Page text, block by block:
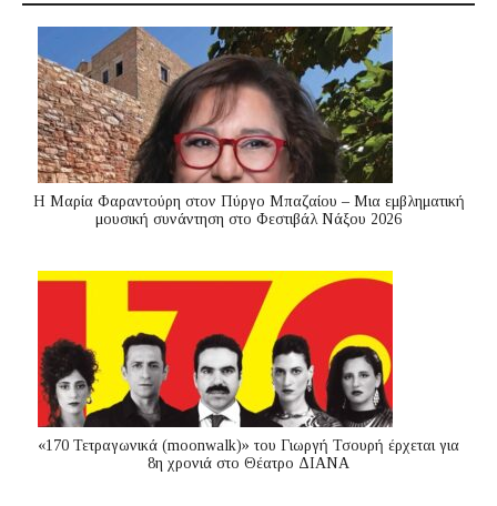
Η Μαρία Φαραντούρη στον Πύργο Μπαζαίου – Μια εμβληματική
μουσική συνάντηση στο Φεστιβάλ Νάξου 2026
«170 Τετραγωνικά (moonwalk)» του Γιωργή Τσουρή έρχεται για
8η χρονιά στο Θέατρο ΔΙΑΝΑ